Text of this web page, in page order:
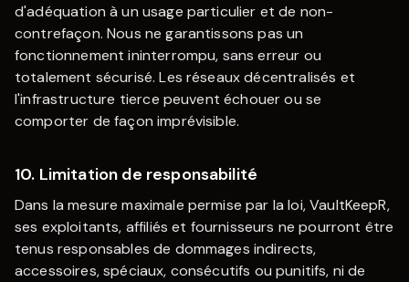
d'adéquation à un usage particulier et de non-
contrefaçon. Nous ne garantissons pas un
fonctionnement ininterrompu, sans erreur ou
totalement sécurisé. Les réseaux décentralisés et
l'infrastructure tierce peuvent échouer ou se
comporter de façon imprévisible.
10. Limitation de responsabilité
Dans la mesure maximale permise par la loi,VaultKeepR,
ses exploitants, affiliés et fournisseurs ne pourront être
tenus responsables de dommages indirects,
accessoires, spéciaux, consécutifs ou punitifs, ni de